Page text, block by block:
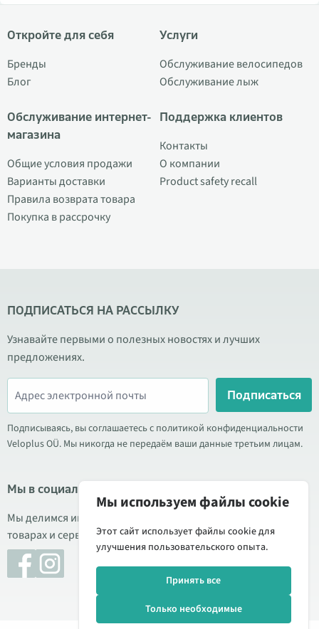
Откройте для себя
Бренды
Блог
Обслуживание интернет-
магазина
Общие условия продажи
Варианты доставки
Правила возврата товара
Покупка в рассрочку
Услуги
Обслуживание велосипедов
Обслуживание лыж
Поддержка клиентов
Контакты
О компании
Product safety recall
ПОДПИСАТЬСЯ НА РАССЫЛКУ
Узнавайте первыми о полезных новостях и лучших
предложениях.
Подписаться
Подписываясь, вы соглашаетесь с политикой конфиденциальности
Veloplus OÜ. Мы никогда не передаём ваши данные третьим лицам.
Мы в социальных сетях
Мы делимся информацией о выгодных акциях, новых
товарах и сервисе. Иногда публикуем обзоры продукции.
Мы используем файлы cookie
Этот сайт использует файлы cookie для
улучшения пользовательского опыта.
Принять все
Только необходимые